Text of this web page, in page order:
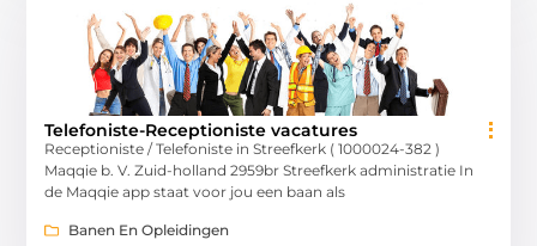
Telefoniste-Receptioniste vacatures
Receptioniste / Telefoniste in Streefkerk ( 1000024-382 )
Maqqie b. V. Zuid-holland 2959br Streefkerk administratie In
de Maqqie app staat voor jou een baan als
Banen En Opleidingen